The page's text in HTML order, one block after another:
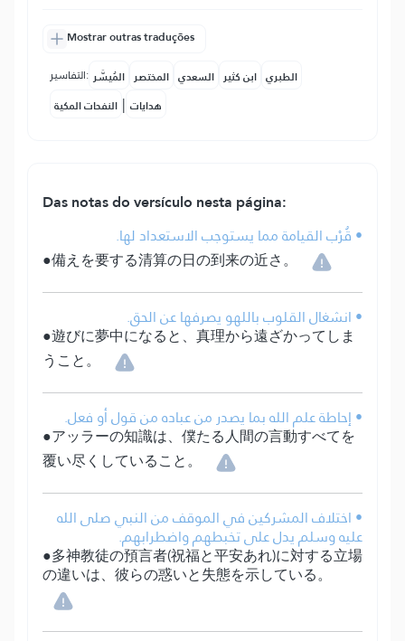
Mostrar outras traduções
التفاسير: المُيسَّر المختصر السعدي ابن كثير الطبري
النفحات المكية | هدايات
Das notas do versículo nesta página:
• قُرْب القيامة مما يستوجب الاستعداد لها.
●備えを要する清算の日の到来の近さ。
• انشغال القلوب باللهو يصرفها عن الحق.
●遊びに夢中になると、真理から遠ざかってしま
うこと。
• إحاطة علم الله بما يصدر من عباده من قول أو فعل.
●アッラーの知識は、僕たる人間の言動すべてを
覆い尽くしていること。
• اختلاف المشركين في الموقف من النبي صلى الله
عليه وسلم يدل على تخبطهم واضطرابهم.
●多神教徒の預言者(祝福と平安あれ)に対する立場
の違いは、彼らの惑いと失態を示している。